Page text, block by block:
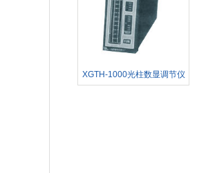
XGTH-1000光柱数显调节仪